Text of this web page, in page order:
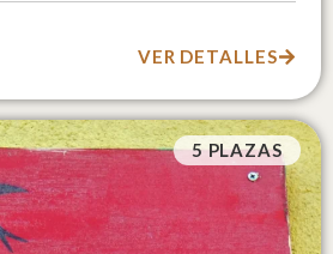
VER DETALLES
5 PLAZAS